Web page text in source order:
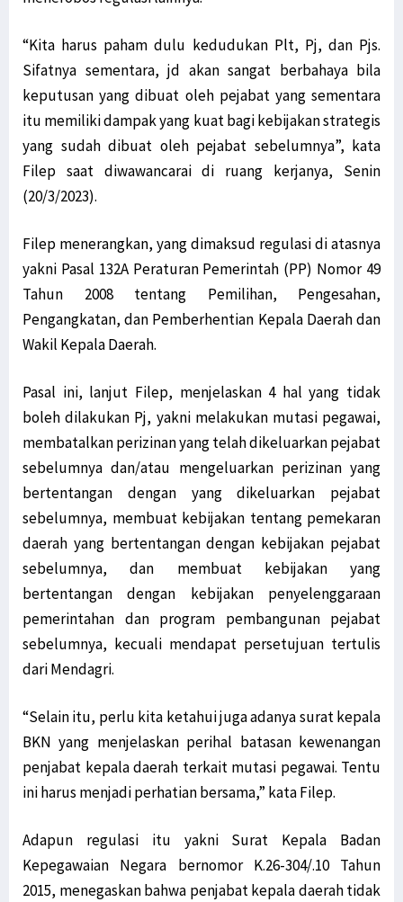
“Kita harus paham dulu kedudukan Plt, Pj, dan Pjs.
Sifatnya sementara, jd akan sangat berbahaya bila
keputusan yang dibuat oleh pejabat yang sementara
itu memiliki dampak yang kuat bagi kebijakan strategis
yang sudah dibuat oleh pejabat sebelumnya”, kata
Filep saat diwawancarai di ruang kerjanya, Senin
(20/3/2023).
Filep menerangkan, yang dimaksud regulasi di atasnya
yakni Pasal 132A Peraturan Pemerintah (PP) Nomor 49
Tahun 2008 tentang Pemilihan, Pengesahan,
Pengangkatan, dan Pemberhentian Kepala Daerah dan
Wakil Kepala Daerah.
Pasal ini, lanjut Filep, menjelaskan 4 hal yang tidak
boleh dilakukan Pj, yakni melakukan mutasi pegawai,
membatalkan perizinan yang telah dikeluarkan pejabat
sebelumnya dan/atau mengeluarkan perizinan yang
bertentangan dengan yang dikeluarkan pejabat
sebelumnya, membuat kebijakan tentang pemekaran
daerah yang bertentangan dengan kebijakan pejabat
sebelumnya, dan membuat kebijakan yang
bertentangan dengan kebijakan penyelenggaraan
pemerintahan dan program pembangunan pejabat
sebelumnya, kecuali mendapat persetujuan tertulis
dari Mendagri.
“Selain itu, perlu kita ketahui juga adanya surat kepala
BKN yang menjelaskan perihal batasan kewenangan
penjabat kepala daerah terkait mutasi pegawai. Tentu
ini harus menjadi perhatian bersama,” kata Filep.
Adapun regulasi itu yakni Surat Kepala Badan
Kepegawaian Negara bernomor K.26-304/.10 Tahun
2015, menegaskan bahwa penjabat kepala daerah tidak